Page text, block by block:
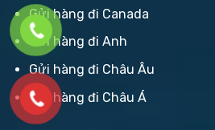
Gửi hàng đi Canada
Gửi hàng đi Anh
Gửi hàng đi Châu Âu
Gửi hàng đi Châu Á